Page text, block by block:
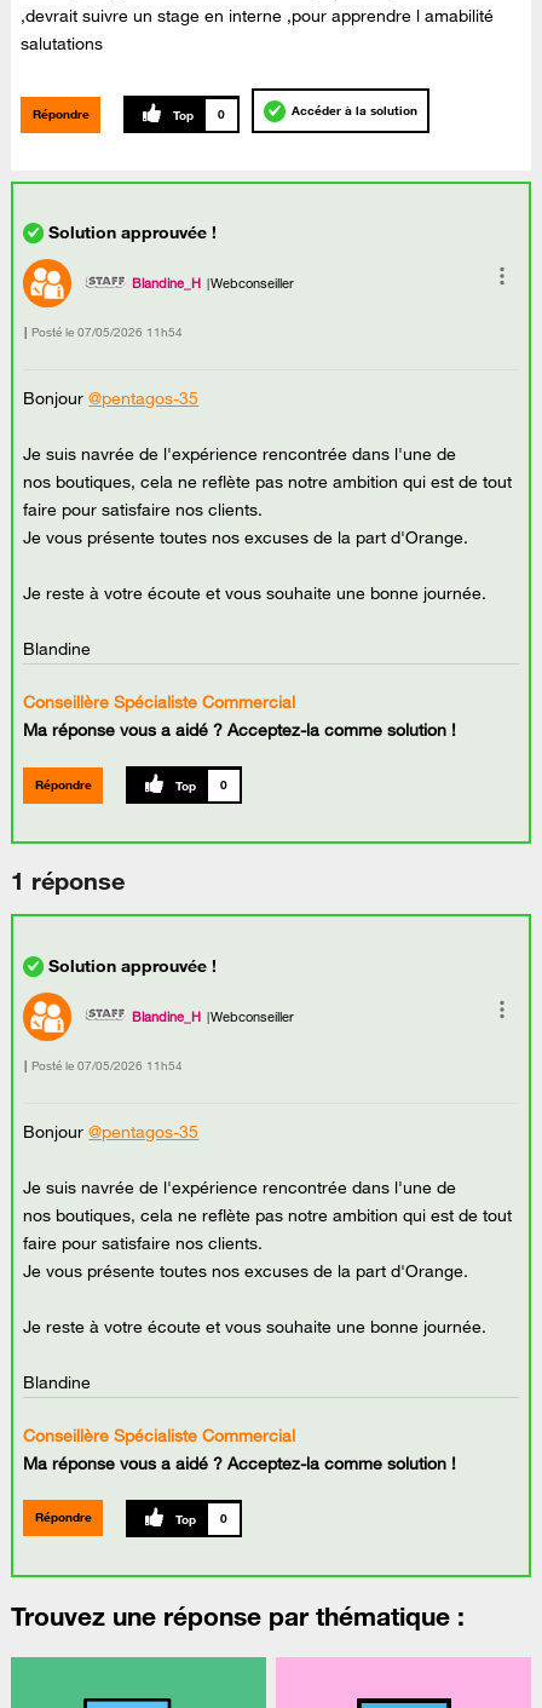
,devrait suivre un stage en interne ,pour apprendre l amabilité
salutations
Répondre 0 Accéder à la solution
Blandine_H Webconseiller
Posté le ‎07/05/2026 11h54
Bonjour@pentagos-35
Je suis navrée de l'expérience rencontrée dans l'une de
nos boutiques, cela ne reflète pas notre ambition qui est de tout
faire pour satisfaire nos clients.
Je vous présente toutes nos excuses de la part d'Orange.
Je reste à votre écoute et vous souhaite une bonne journée.
Blandine
Conseillère Spécialiste Commercial
Ma réponse vous a aidé ? Acceptez-la comme solution !
Répondre 0
1 réponse
Blandine_H Webconseiller
Posté le ‎07/05/2026 11h54
Bonjour@pentagos-35
Je suis navrée de l'expérience rencontrée dans l'une de
nos boutiques, cela ne reflète pas notre ambition qui est de tout
faire pour satisfaire nos clients.
Je vous présente toutes nos excuses de la part d'Orange.
Je reste à votre écoute et vous souhaite une bonne journée.
Blandine
Conseillère Spécialiste Commercial
Ma réponse vous a aidé ? Acceptez-la comme solution !
Répondre 0
Trouvez une réponse par thématique :